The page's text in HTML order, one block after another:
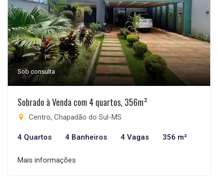
Sob consulta
Sobrado à Venda com 4 quartos, 356m²
Centro, Chapadão do Sul-MS
4 Quartos 4 Banheiros 4 Vagas 356 m²
Mais informações